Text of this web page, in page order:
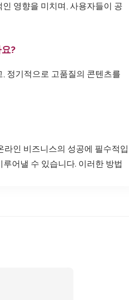
영향을 미치며, 사용자들이 공
?
정기적으로 고품질의 콘텐츠를
인 비즈니스의 성공에 필수적입
어낼 수 있습니다. 이러한 방법